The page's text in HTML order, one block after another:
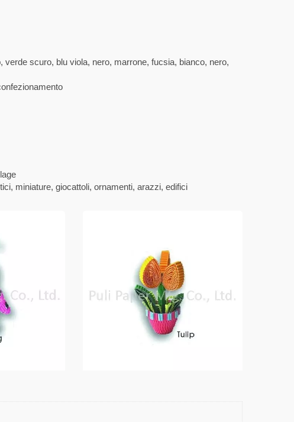
scuro, blu viola, nero, marrone, fucsia, bianco, nero,
miniature, giocattoli, ornamenti, arazzi, edifici